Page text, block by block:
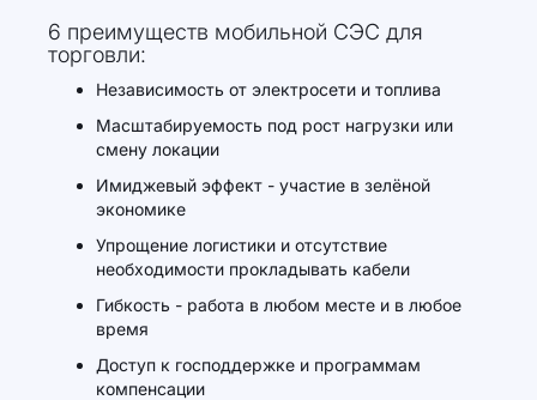
6 преимуществ мобильной СЭС для
торговли:
Независимость от электросети и топлива
Масштабируемость под рост нагрузки или
смену локации
Имиджевый эффект - участие в зелёной
экономике
Упрощение логистики и отсутствие
необходимости прокладывать кабели
Гибкость - работа в любом месте и в любое
время
Доступ к господдержке и программам
компенсации